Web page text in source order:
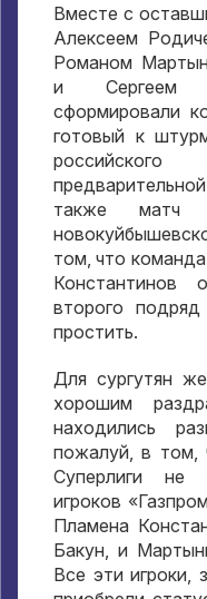
Вместе с
Алексеем
Романом
и Сергеем
сформировали
готовый к
также матч
том, что
Константинов
второго
простить.
Для сургутян
хорошим
находились
пожалуй, в том,
Суперлиги не
игроков
Пламена
Бакун, и
Все эти игроки,